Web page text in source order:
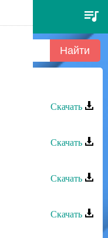
Скачать
Скачать
Скачать
Скачать